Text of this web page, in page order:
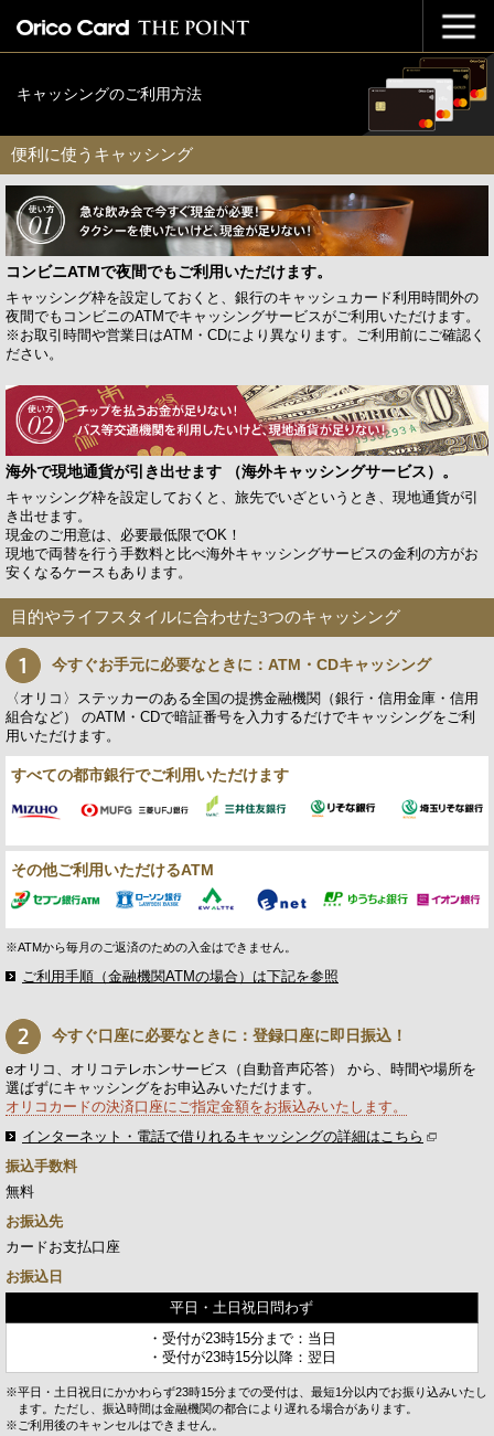
キャッシングのご利用方法
便利に使うキャッシング
コンビニATMで夜間でもご利用いただけます。
キャッシング枠を設定しておくと、銀行のキャッシュカード利用時間外の
夜間でもコンビニのATMでキャッシングサービスがご利用いただけます。
※お取引時間や営業日はATM・CDにより異なります。ご利用前にご確認く
ださい。
海外で現地通貨が引き出せます （海外キャッシングサービス）。
キャッシング枠を設定しておくと、旅先でいざというとき、現地通貨が引
き出せます。
現金のご用意は、必要最低限でOK！
現地で両替を行う手数料と比べ海外キャッシングサービスの金利の方がお
安くなるケースもあります。
目的やライフスタイルに合わせた3つのキャッシング
今すぐお手元に必要なときに：ATM・CDキャッシング
〈オリコ〉ステッカーのある全国の提携金融機関（銀行・信用金庫・信用
組合など） のATM・CDで暗証番号を入力するだけでキャッシングをご利
用いただけます。
すべての都市銀行でご利用いただけます
その他ご利用いただけるATM
※ATMから毎月のご返済のための入金はできません。
ご利用手順（金融機関ATMの場合）は下記を参照
今すぐ口座に必要なときに：登録口座に即日振込！
eオリコ、オリコテレホンサービス（自動音声応答） から、時間や場所を
選ばずにキャッシングをお申込みいただけます。
オリコカードの決済口座にご指定金額をお振込みいたします。
インターネット・電話で借りれるキャッシングの詳細はこちら
振込手数料
無料
お振込先
カードお支払口座
お振込日
平日・土日祝日問わず
・受付が23時15分まで：当日
・受付が23時15分以降：翌日
※平日・土日祝日にかかわらず23時15分までの受付は、最短1分以内でお振り込みいたし
ます。ただし、振込時間は金融機関の都合により遅れる場合があります。
※ご利用後のキャンセルはできません。